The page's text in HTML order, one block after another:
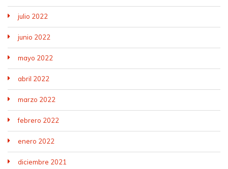
julio 2022
junio 2022
mayo 2022
abril 2022
marzo 2022
febrero 2022
enero 2022
diciembre 2021